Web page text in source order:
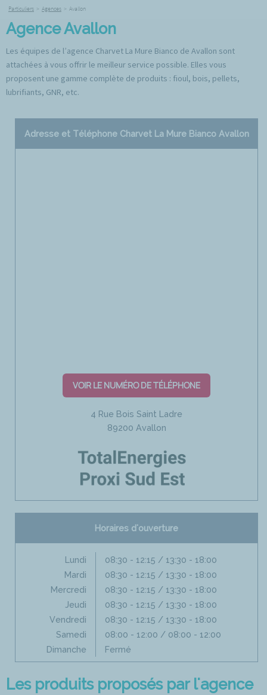
Particuliers > Agences > Avallon
Agence Avallon
Les équipes de l’agence Charvet La Mure Bianco de Avallon sont
attachées à vous offrir le meilleur service possible. Elles vous
proposent une gamme complète de produits : fioul, bois, pellets,
lubrifiants, GNR, etc.
Les produits proposés par l'agence
Adresse et Téléphone Charvet La Mure Bianco Avallon
VOIR LE NUMÉRO DE TÉLÉPHONE
4 Rue Bois Saint Ladre
89200 Avallon
Horaires d'ouverture
Lundi
08:30 - 12:15 / 13:30 - 18:00
Mardi
08:30 - 12:15 / 13:30 - 18:00
Mercredi
08:30 - 12:15 / 13:30 - 18:00
Jeudi
08:30 - 12:15 / 13:30 - 18:00
Vendredi
08:30 - 12:15 / 13:30 - 18:00
Samedi
08:00 - 12:00 / 08:00 - 12:00
Dimanche
Fermé